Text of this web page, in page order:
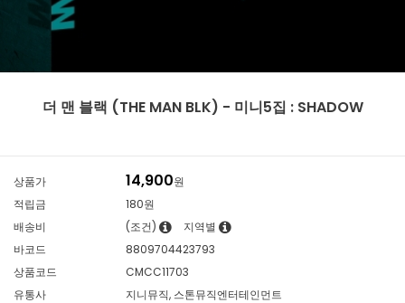
더 맨 블랙 (THE MAN BLK) - 미니5집 : SHADOW
상품가 14,900원
적립금
180원
배송비
(조건)
지역별
바코드
8809704423793
상품코드
CMCC11703
유통사
지니뮤직, 스톤뮤직엔터테인먼트